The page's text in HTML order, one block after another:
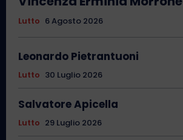
Lutto 6 Agosto 2026
Leonardo Pietrantuoni
Lutto 30 Luglio 2026
Salvatore Apicella
Lutto 29 Luglio 2026